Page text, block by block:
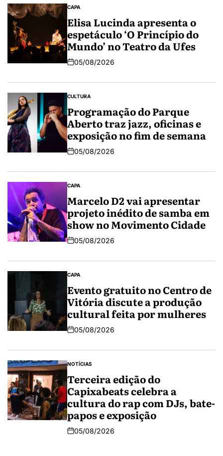
CAPA
Elisa Lucinda apresenta o
espetáculo ‘O Princípio do
Mundo’ no Teatro da Ufes
05/08/2026
CULTURA
Programação do Parque
Aberto traz jazz, oficinas e
exposição no fim de semana
05/08/2026
CAPA
Marcelo D2 vai apresentar
projeto inédito de samba em
show no Movimento Cidade
05/08/2026
CAPA
Evento gratuito no Centro de
Vitória discute a produção
cultural feita por mulheres
05/08/2026
NOTÍCIAS
Terceira edição do
Capixabeats celebra a
cultura do rap com DJs, bate-
papos e exposição
05/08/2026